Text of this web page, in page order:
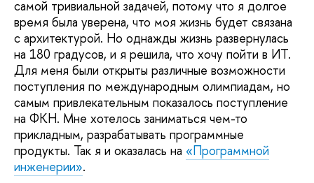
самой тривиальной задачей, потому что я долгое
время была уверена, что моя жизнь будет связана
с архитектурой. Но однажды жизнь развернулась
на 180 градусов, и я решила, что хочу пойти в ИТ.
Для меня были открыты различные возможности
поступления по международным олимпиадам, но
самым привлекательным показалось поступление
на ФКН. Мне хотелось заниматься чем-то
прикладным, разрабатывать программные
продукты. Так я и оказалась на «Программной
инженерии».